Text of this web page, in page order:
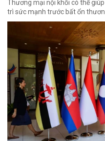
Thương mại nội khối có thể
trì sức mạnh trước bất ổn